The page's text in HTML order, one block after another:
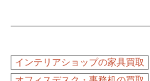
インテリアショップの家具買取